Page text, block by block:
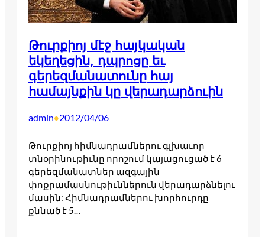
Թուրքիոյ մէջ հայկական
եկեղեցին, դպրոցը եւ
գերեզմանատունը հայ
համայնքին կը վերադարձուին
admin•2012/04/06
Թուրքիոյ հիմնադրամներու գլխաւոր
տնօրինութիւնը որոշում կայացուցած է 6
գերեզմանատներ ազգային
փոքրամասնութիւններուն վերադարձնելու
մասին: Հիմնադրամներու խորհուրդը
քննած է 5…